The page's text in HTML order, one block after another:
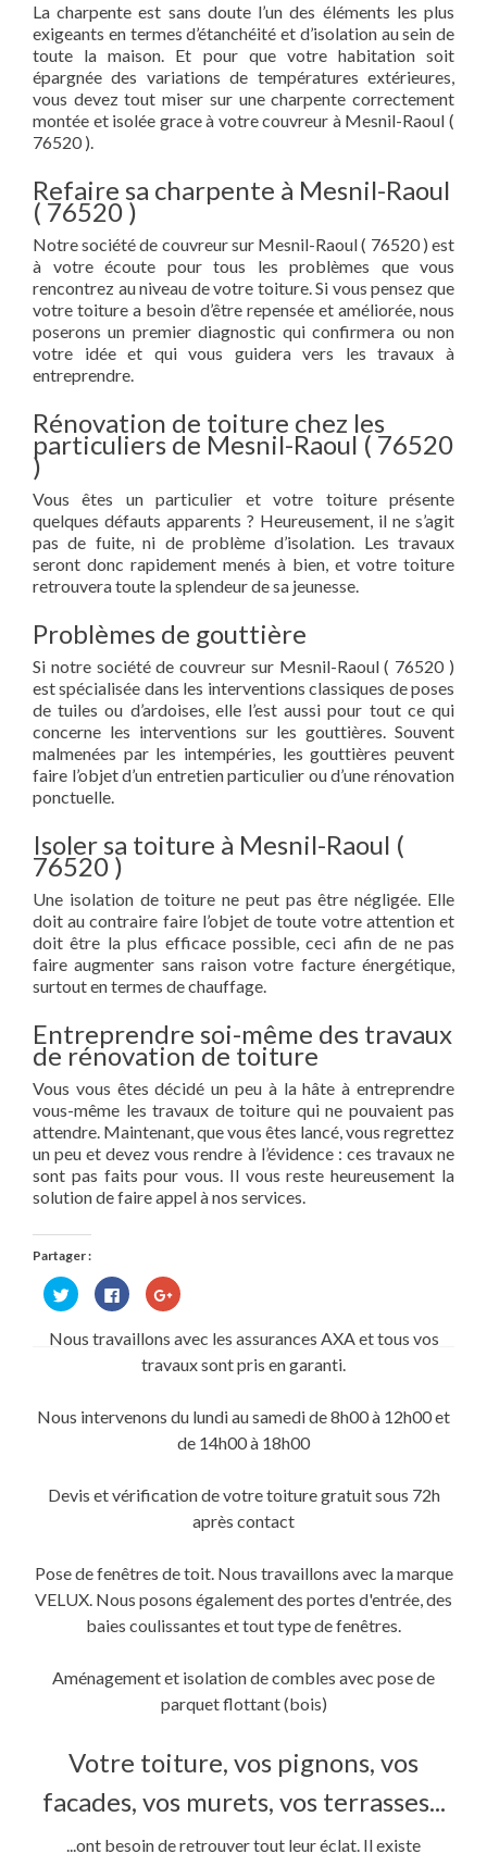
La charpente est sans doute l’un des éléments les plus
exigeants en termes d’étanchéité et d’isolation au sein de
toute la maison. Et pour que votre habitation soit
épargnée des variations de températures extérieures,
vous devez tout miser sur une charpente correctement
montée et isolée grace à votre couvreur à Mesnil-Raoul (
76520 ).
Refaire sa charpente à Mesnil-Raoul
( 76520 )
Notre société de couvreur sur Mesnil-Raoul ( 76520 ) est
à votre écoute pour tous les problèmes que vous
rencontrez au niveau de votre toiture. Si vous pensez que
votre toiture a besoin d’être repensée et améliorée, nous
poserons un premier diagnostic qui confirmera ou non
votre idée et qui vous guidera vers les travaux à
entreprendre.
Rénovation de toiture chez les
particuliers de Mesnil-Raoul ( 76520
)
Vous êtes un particulier et votre toiture présente
quelques défauts apparents ? Heureusement, il ne s’agit
pas de fuite, ni de problème d’isolation. Les travaux
seront donc rapidement menés à bien, et votre toiture
retrouvera toute la splendeur de sa jeunesse.
Problèmes de gouttière
Si notre société de couvreur sur Mesnil-Raoul ( 76520 )
est spécialisée dans les interventions classiques de poses
de tuiles ou d’ardoises, elle l’est aussi pour tout ce qui
concerne les interventions sur les gouttières. Souvent
malmenées par les intempéries, les gouttières peuvent
faire l’objet d’un entretien particulier ou d’une rénovation
ponctuelle.
Isoler sa toiture à Mesnil-Raoul (
76520 )
Une isolation de toiture ne peut pas être négligée. Elle
doit au contraire faire l’objet de toute votre attention et
doit être la plus efficace possible, ceci afin de ne pas
faire augmenter sans raison votre facture énergétique,
surtout en termes de chauffage.
Entreprendre soi-même des travaux
de rénovation de toiture
Vous vous êtes décidé un peu à la hâte à entreprendre
vous-même les travaux de toiture qui ne pouvaient pas
attendre. Maintenant, que vous êtes lancé, vous regrettez
un peu et devez vous rendre à l’évidence : ces travaux ne
sont pas faits pour vous. Il vous reste heureusement la
solution de faire appel à nos services.
Partager :
Cliquez
pour
partager
Twitter(ouvre
Cliquez
pour
partager
sur
Facebook(ouvre
dans
une
Cliquez
pour
Google+
dans
fenêtre)
Nous travaillons avec les assurances AXA et tous vos
travaux sont pris en garanti.
Nous intervenons du lundi au samedi de 8h00 à 12h00 et
de 14h00 à 18h00
Devis et vérification de votre toiture gratuit sous 72h
après contact
Pose de fenêtres de toit. Nous travaillons avec la marque
VELUX. Nous posons également des portes d'entrée, des
baies coulissantes et tout type de fenêtres.
Aménagement et isolation de combles avec pose de
parquet flottant (bois)
Votre toiture, vos pignons, vos
facades, vos murets, vos terrasses...
...ont besoin de retrouver tout leur éclat. Il existe